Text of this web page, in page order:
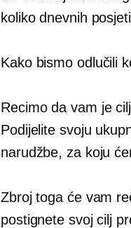
koliko dnevnih
Kako bismo odlučili
Recimo da vam je
Podijelite svoju
narudžbe, za koju
Zbroj toga će vam
postignete svoj cilj